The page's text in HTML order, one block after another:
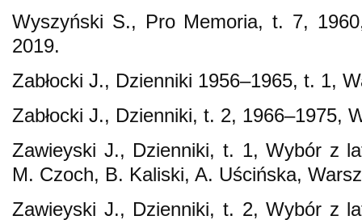
Wyszyński S., Pro Memoria, t. 7,
2019.
Zabłocki J., Dzienniki 1956–1965, t. 1,
Zabłocki J., Dzienniki, t. 2, 1966–1975,
Zawieyski J., Dzienniki, t. 1, Wybór z
M. Czoch, B. Kaliski, A. Uścińska,
Zawieyski J., Dzienniki, t. 2, Wybór z